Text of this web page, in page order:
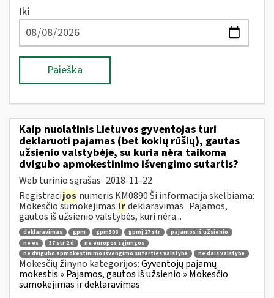
Iki
Paieška
Kaip nuolatinis Lietuvos gyventojas turi
deklaruoti pajamas (bet kokių rūšių), gautas
užsienio valstybėje, su kuria nėra taikoma
dvigubo apmokestinimo išvengimo sutartis?
Web turinio sąrašas 2018-11-22
Registracijos numeris KM0890 Ši informacija skelbiama:
Mokesčio sumokėjimas irdeklaravimas Pajamos,
gautos iš užsienio valstybės, kuri nėra...
deklaravimas gpm gpm308 gpmį 27 str
pajamos iš užsienio
ne es
37 str 2 d
ne europos sąjungos
ne dvigubo apmokestinimo išvengimo sutarties valstybė
ne dais valstybė
Mokesčių žinyno kategorijos:Gyventojų pajamų
mokestis » Pajamos, gautos iš užsienio » Mokesčio
sumokėjimas ir deklaravimas